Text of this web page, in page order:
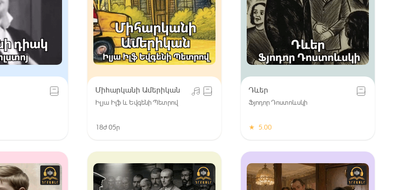
Միհարկանի Ամերիկան
Իլյա Իլֆ և Եվգենի Պետրով
18ժ 05ր
Դևեր
Ֆյոդոր Դոստոևսկի
★ 5.00